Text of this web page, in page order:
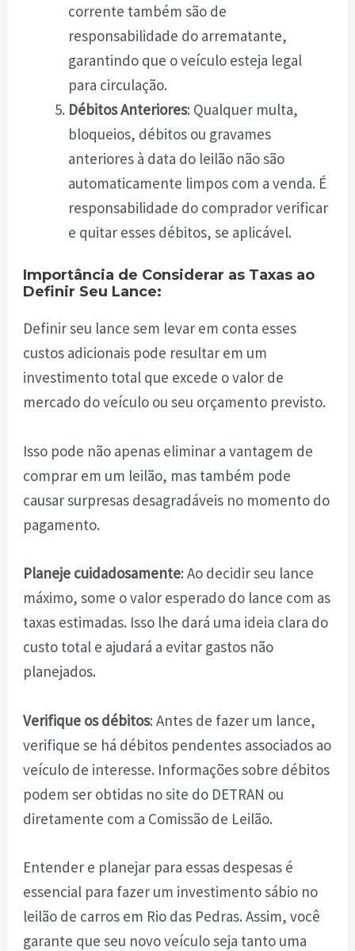
corrente também são de
responsabilidade do arrematante,
garantindo que o veículo esteja legal
para circulação.
Débitos Anteriores: Qualquer multa,
bloqueios, débitos ou gravames
anteriores à data do leilão não são
automaticamente limpos com a venda. É
responsabilidade do comprador verificar
e quitar esses débitos, se aplicável.
Importância de Considerar as Taxas ao
Definir Seu Lance:
Definir seu lance sem levar em conta esses
custos adicionais pode resultar em um
investimento total que excede o valor de
mercado do veículo ou seu orçamento previsto.
Isso pode não apenas eliminar a vantagem de
comprar em um leilão, mas também pode
causar surpresas desagradáveis no momento do
pagamento.
Planeje cuidadosamente: Ao decidir seu lance
máximo, some o valor esperado do lance com as
taxas estimadas. Isso lhe dará uma ideia clara do
custo total e ajudará a evitar gastos não
planejados.
Verifique os débitos: Antes de fazer um lance,
verifique se há débitos pendentes associados ao
veículo de interesse. Informações sobre débitos
podem ser obtidas no site do DETRAN ou
diretamente com a Comissão de Leilão.
Entender e planejar para essas despesas é
essencial para fazer um investimento sábio no
leilão de carros em Rio das Pedras. Assim, você
garante que seu novo veículo seja tanto uma